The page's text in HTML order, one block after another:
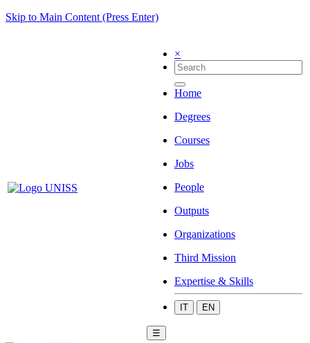
Skip to Main Content (Press Enter)
×
Home
Degrees
Courses
Jobs
People
Outputs
Organizations
Third Mission
Expertise & Skills
IT EN
☰